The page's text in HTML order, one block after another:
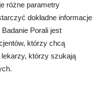
różne parametry
dokładne informacje
Porali jest
którzy chcą
którzy szukają